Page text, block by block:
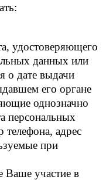
удостоверяющего
данных или
о дате выдачи
его органе
однозначно
персональных
телефона, адрес
при
Ваше участие в